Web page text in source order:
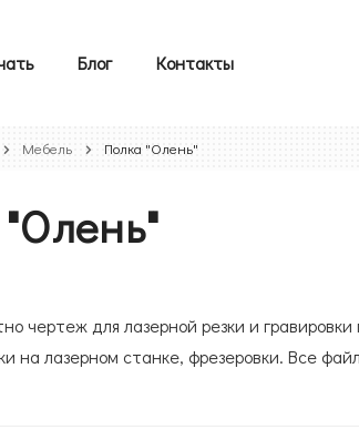
Блог Контакты
Мебель Полка "Олень"
чертеж для лазерной резки и
на лазерном станке, фрезеровки. Все